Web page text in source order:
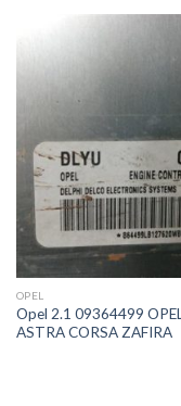
OPEL
Opel 2.1 09364499 OPEL
ASTRA CORSA ZAFIRA